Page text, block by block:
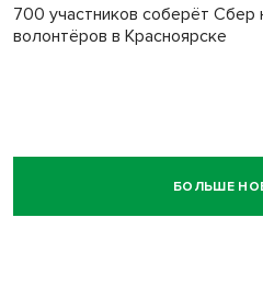
700 участников соберёт Сбер
волонтёров в Красноярске
БОЛЬШЕ